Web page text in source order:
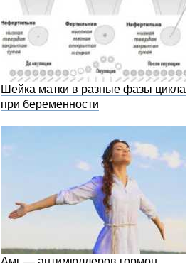
Шейка матки в разные фазы цикла и
при беременности